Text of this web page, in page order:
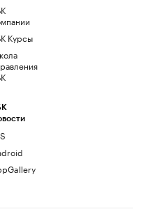
Курсы